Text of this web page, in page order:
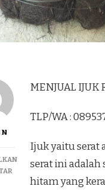
PADA
MENJUAL
MENJUAL
TLP/WA :
Ijuk yaitu serat
serat ini
hitam yang